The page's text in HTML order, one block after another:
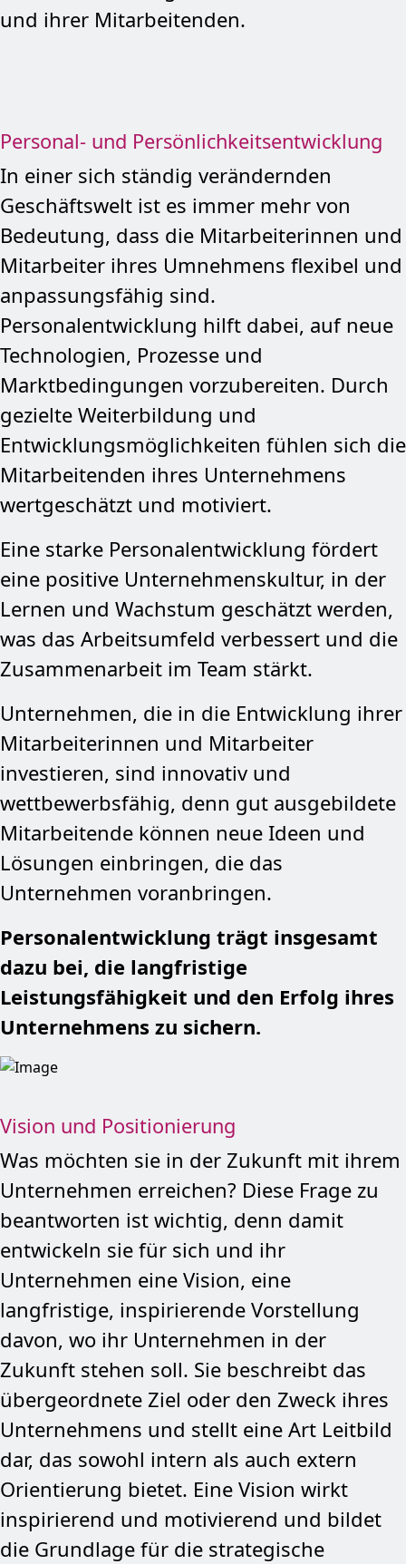
und ihrer Mitarbeitenden.
Personal- und Persönlichkeitsentwicklung
In einer sich ständig verändernden
Geschäftswelt ist es immer mehr von
Bedeutung, dass die Mitarbeiterinnen und
Mitarbeiter ihres Umnehmens flexibel und
anpassungsfähig sind.
Personalentwicklung hilft dabei, auf neue
Technologien, Prozesse und
Marktbedingungen vorzubereiten. Durch
gezielte Weiterbildung und
Entwicklungsmöglichkeiten fühlen sich die
Mitarbeitenden ihres Unternehmens
wertgeschätzt und motiviert.
Eine starke Personalentwicklung fördert
eine positive Unternehmenskultur, in der
Lernen und Wachstum geschätzt werden,
was das Arbeitsumfeld verbessert und die
Zusammenarbeit im Team stärkt.
Unternehmen, die in die Entwicklung ihrer
Mitarbeiterinnen und Mitarbeiter
investieren, sind innovativ und
wettbewerbsfähig, denn gut ausgebildete
Mitarbeitende können neue Ideen und
Lösungen einbringen, die das
Unternehmen voranbringen.
Personalentwicklung trägt insgesamt
dazu bei, die langfristige
Leistungsfähigkeit und den Erfolg ihres
Unternehmens zu sichern.
Vision und Positionierung
Was möchten sie in der Zukunft mit ihrem
Unternehmen erreichen? Diese Frage zu
beantworten ist wichtig, denn damit
entwickeln sie für sich und ihr
Unternehmen eine Vision, eine
langfristige, inspirierende Vorstellung
davon, wo ihr Unternehmen in der
Zukunft stehen soll. Sie beschreibt das
übergeordnete Ziel oder den Zweck ihres
Unternehmens und stellt eine Art Leitbild
dar, das sowohl intern als auch extern
Orientierung bietet. Eine Vision wirkt
inspirierend und motivierend und bildet
die Grundlage für die strategische